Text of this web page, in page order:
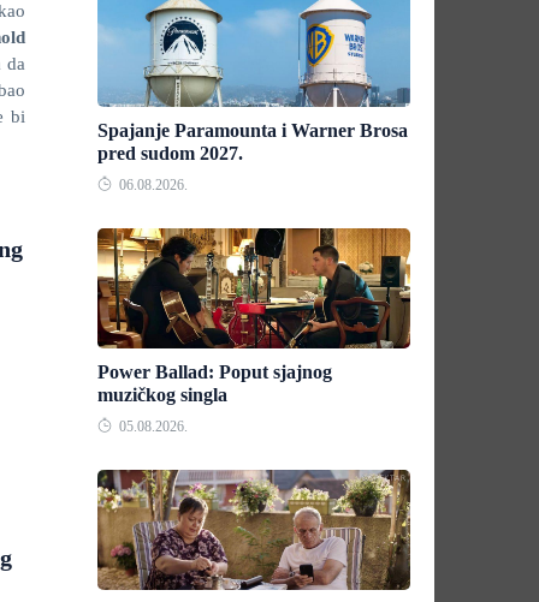
da
bi
Spajanje Paramounta i Warner Brosa
pred sudom 2027.
06.08.2026.
Power Ballad: Poput sjajnog
muzičkog singla
05.08.2026.